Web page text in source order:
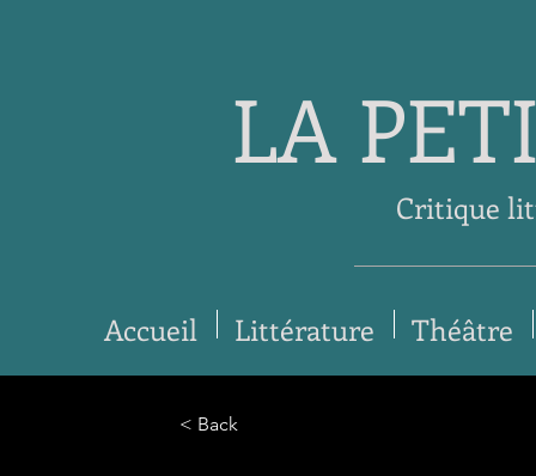
LA
Critique
Accueil Littérature Théâtre
< Back